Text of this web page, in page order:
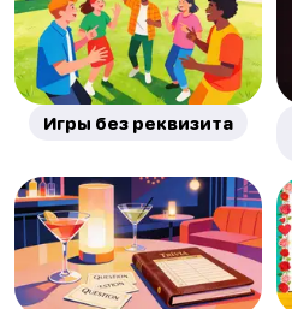
Игры без реквизита